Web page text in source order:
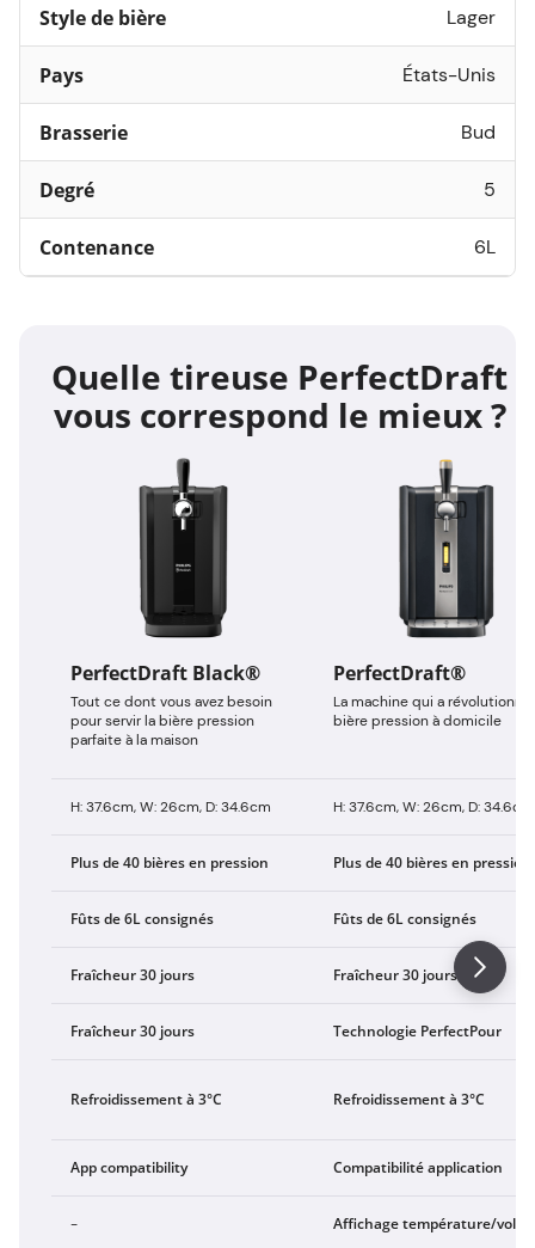
Style de bière Lager
Pays États-Unis
Brasserie Bud
Degré 5
Contenance 6L
Quelle tireuse PerfectDraft
vous correspond le mieux ?
PerfectDraft Black®
Tout ce dont vous avez besoin
pour servir la bière pression
parfaite à la maison
PerfectDraft®
La machine qui a révolutionné
bière pression à domicile
H: 37.6cm, W: 26cm, D: 34.6cm H: 37.6cm, W: 26cm, D: 34.6cm
Plus de 40 bières en pression Plus de 40 bières en pression
Fûts de 6L consignés Fûts de 6L consignés
Fraîcheur 30 jours Fraîcheur 30 jours
Fraîcheur 30 jours Technologie PerfectPour
Refroidissement à 3°C Refroidissement à 3°C
App compatibility Compatibilité application
- Affichage température/